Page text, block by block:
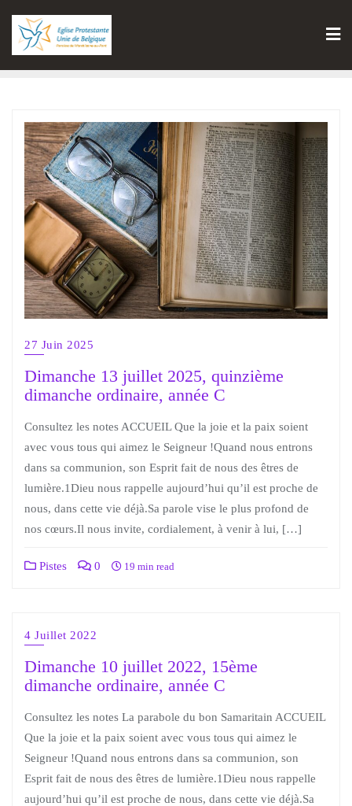
27 Juin 2025
Dimanche 13 juillet 2025, quinzième
dimanche ordinaire, année C
Consultez les notes ACCUEIL Que la joie et la paix soient
avec vous tous qui aimez le Seigneur !Quand nous entrons
dans sa communion, son Esprit fait de nous des êtres de
lumière.1Dieu nous rappelle aujourd’hui qu’il est proche de
nous, dans cette vie déjà.Sa parole vise le plus profond de
nos cœurs.Il nous invite, cordialement, à venir à lui, […]
Pistes 0 19 min read
4 Juillet 2022
Dimanche 10 juillet 2022, 15ème
dimanche ordinaire, année C
Consultez les notes La parabole du bon Samaritain ACCUEIL
Que la joie et la paix soient avec vous tous qui aimez le
Seigneur !Quand nous entrons dans sa communion, son
Esprit fait de nous des êtres de lumière.1Dieu nous rappelle
aujourd’hui qu’il est proche de nous, dans cette vie déjà.Sa